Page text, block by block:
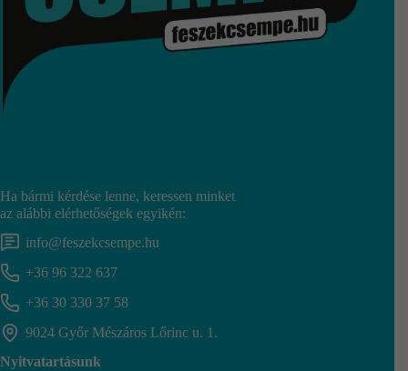
Ha bármi kérdése lenne, keressen minket
az alábbi elérhetőségek egyikén:
info@feszekcsempe.hu
+36 96 322 637
+36 30 330 37 58
9024 Győr Mészáros Lőrinc u. 1.
Nyitvatartásunk